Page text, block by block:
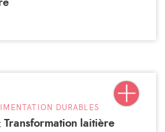
DURABLES
Transformation laitière